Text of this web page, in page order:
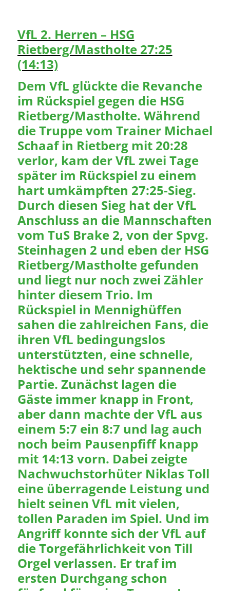
VfL 2. Herren – HSG
Rietberg/Mastholte 27:25
(14:13)
Dem VfL glückte die Revanche
im Rückspiel gegen die HSG
Rietberg/Mastholte. Während
die Truppe vom Trainer Michael
Schaaf in Rietberg mit 20:28
verlor, kam der VfL zwei Tage
später im Rückspiel zu einem
hart umkämpften 27:25-Sieg.
Durch diesen Sieg hat der VfL
Anschluss an die Mannschaften
vom TuS Brake 2, von der Spvg.
Steinhagen 2 und eben der HSG
Rietberg/Mastholte gefunden
und liegt nur noch zwei Zähler
hinter diesem Trio. Im
Rückspiel in Mennighüffen
sahen die zahlreichen Fans, die
ihren VfL bedingungslos
unterstützten, eine schnelle,
hektische und sehr spannende
Partie. Zunächst lagen die
Gäste immer knapp in Front,
aber dann machte der VfL aus
einem 5:7 ein 8:7 und lag auch
noch beim Pausenpfiff knapp
mit 14:13 vorn. Dabei zeigte
Nachwuchstorhüter Niklas Toll
eine überragende Leistung und
hielt seinen VfL mit vielen,
tollen Paraden im Spiel. Und im
Angriff konnte sich der VfL auf
die Torgefährlichkeit von Till
Orgel verlassen. Er traf im
ersten Durchgang schon